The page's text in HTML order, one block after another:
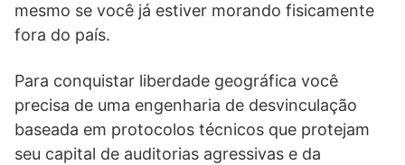
mesmo se você já estiver morando fisicamente
fora do país.
Para conquistar liberdade geográfica você
precisa de uma engenharia de desvinculação
baseada em protocolos técnicos que protejam
seu capital de auditorias agressivas e da